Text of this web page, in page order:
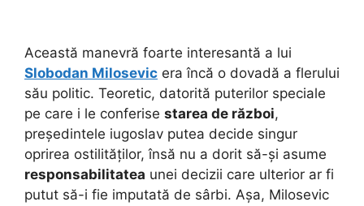
Această manevră foarte interesantă a lui
Slobodan Milosevic era încă o dovadă a flerului
său politic. Teoretic, datorită puterilor speciale
pe care i le conferise starea de război,
președintele iugoslav putea decide singur
oprirea ostilităților, însă nu a dorit să-și asume
responsabilitatea unei decizii care ulterior ar fi
putut să-i fie imputată de sârbi. Așa, Milosevic